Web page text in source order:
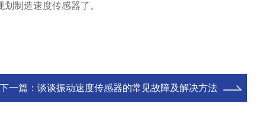
制造速度传感器了。
下一篇： 谈谈振动速度传感器的常见故障及解决方法